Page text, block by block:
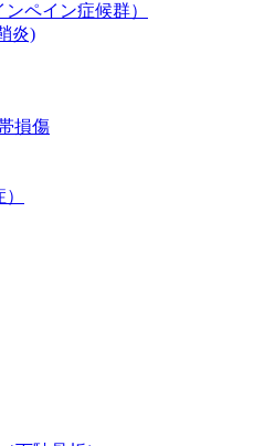
ペイン症候群）
炎)
損傷